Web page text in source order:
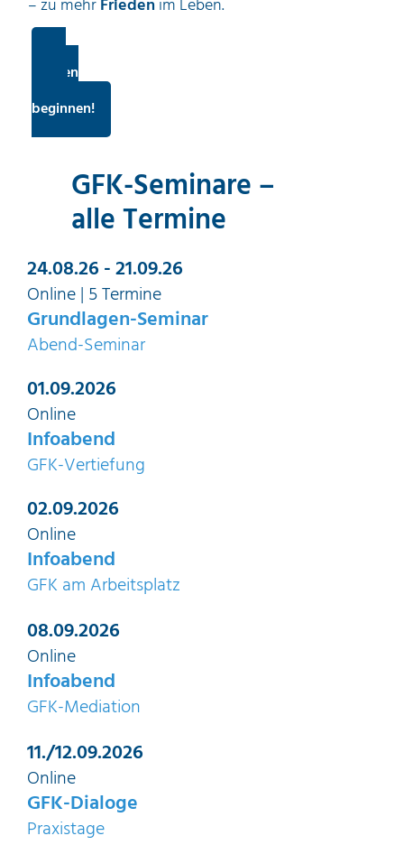
– zu mehrFriedenim Leben.
können
beginnen!
GFK-Seminare –
alle Termine
24.08.26 - 21.09.26
Online | 5 Termine
Grundlagen-Seminar
Abend-Seminar
01.09.2026
Online
Infoabend
GFK-Vertiefung
02.09.2026
Online
Infoabend
GFK am Arbeitsplatz
08.09.2026
Online
Infoabend
GFK-Mediation
11./12.09.2026
Online
GFK-Dialoge
Praxistage